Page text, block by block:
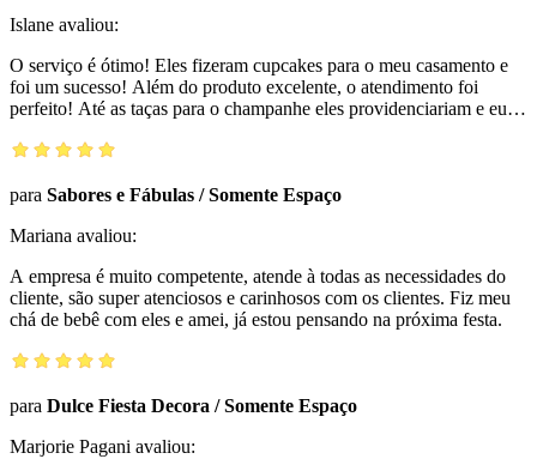
Islane avaliou:
O serviço é ótimo! Eles fizeram cupcakes para o meu casamento e
foi um sucesso! Além do produto excelente, o atendimento foi
perfeito! Até as taças para o champanhe eles providenciariam e eu
atender os desejos do cliente. Recomendo a todos!
para Sabores e Fábulas /Somente Espaço
Mariana avaliou:
A empresa é muito competente, atende à todas as necessidades do
cliente, são super atenciosos e carinhosos com os clientes. Fiz meu
chá de bebê com eles e amei, já estou pensando na próxima festa.
para Dulce Fiesta Decora /Somente Espaço
Marjorie Pagani avaliou: